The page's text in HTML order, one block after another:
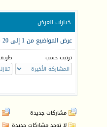
خيارات العرض
عرض المواضيع من 1 إلى 20 من 61
ترتيب حسب
مشاركات جديدة